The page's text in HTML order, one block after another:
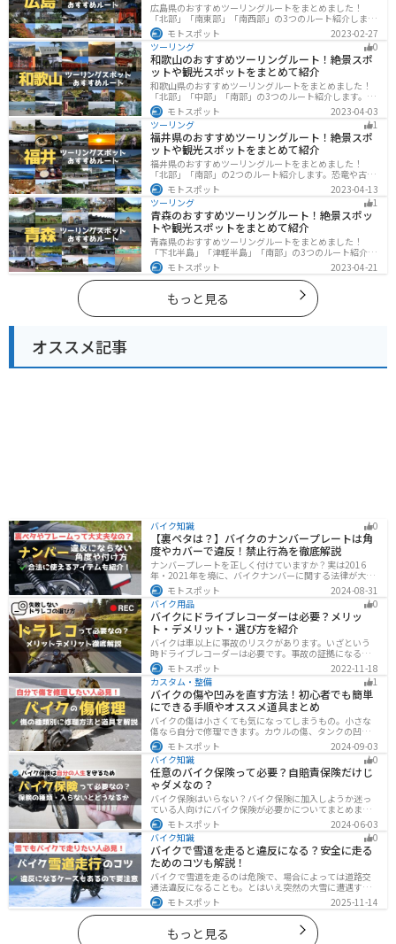
広島県のおすすめツーリングルートをまとめました！
「北部」「南東部」「南西部」の3つのルート紹介しま
す。自然豊かな山と海だけでなく、歴史的価値のある建
造物も多数あるので、飽きることなくツーリングを堪能
できます。バイクで広島県にツーリングに行く際は参考
にしてください。
モトスポット
2023-02-27
ツーリング
0
和歌山のおすすめツーリングルート！絶景スポ
ットや観光スポットをまとめて紹介
和歌山県のおすすめツーリングルートをまとめました！
「北部」「中部」「南部」の3つのルート紹介します。海
と山に囲まれた自然豊かなエリアが広がり、様々な楽し
み方ができます。バイクで和歌山県にツーリングに行く
際は参考にしてください。
モトスポット
2023-04-03
ツーリング
1
福井県のおすすめツーリングルート！絶景スポ
ットや観光スポットをまとめて紹介
福井県のおすすめツーリングルートをまとめました！
「北部」「南部」の2つのルート紹介します。恐竜や古代
遺跡、温泉地など魅力に溢れるスポットが多数ありま
す。バイクで福井県にツーリングに行く際は参考にして
ください。
モトスポット
2023-04-13
ツーリング
1
青森のおすすめツーリングルート！絶景スポッ
トや観光スポットをまとめて紹介
青森県のおすすめツーリングルートをまとめました！
「下北半島」「津軽半島」「南部」の3つのルート紹介し
ます。自然に恵まれた風光明媚な景色や歴史文化に触れ
られる観光スポットが多くあります。バイクで青森県に
ツーリングに行く際は参考にしてください。
モトスポット 2023-04-21
もっと見る
オススメ記事
バイク知識 0
【裏ペタは？】バイクのナンバープレートは角
度やカバーで違反！禁止行為を徹底解説
ナンバープレートを正しく付けていますか？実は2016
年・2021年を境に、バイクナンバーに関する法律が大き
く変わっています！角度やカバー、ステーなど昔は大丈
夫でも今は違法になるケースが発生します。正しく理解
して、今一度見直してみましょう。合法で使えるアイテ
ムも紹介します。
モトスポット
2024-08-31
バイク用品
0
バイクにドライブレコーダーは必要？メリッ
ト・デメリット・選び方を紹介
バイクは車以上に事故のリスクがあります。いざという
時ドライブレコーダーは必要です。事故の証拠になるの
はもちろん、ツーリングの記録など多数のメリットがあ
ります。ドライブレコーダーのメリットデメリット、選
び方についてまとめました。付けようか悩んでいる人は
参考にしてください。
モトスポット
2022-11-18
カスタム・整備
1
バイクの傷や凹みを直す方法！初心者でも簡単
にできる手順やオススメ道具まとめ
バイクの傷は小さくても気になってしまうもの。小さな
傷なら自分で修理できます。カウルの傷、タンクの凹
み、サビ、樹脂の劣化、ホイールの傷などあらゆる傷の
修理方法をまとめました。自分でバイクの傷を直したい
と思っている人は参考にしてください。
モトスポット
2024-09-03
バイク知識
0
任意のバイク保険って必要？自賠責保険だけじ
ゃダメなの？
バイク保険はいらない？バイク保険に加入しようか迷っ
ている人向けにバイク保険が必要かについてまとめまし
た。自賠責保険と任意保険の違いについても解説したの
で、バイク保険を検討している人は参考にしてくださ
い。
モトスポット
2024-06-03
バイク知識
0
バイクで雪道を走ると違反になる？安全に走る
ためのコツも解説！
バイクで雪道を走るのは危険で、場合によっては道路交
通法違反になることも。とはいえ突然の大雪に遭遇する
こともあります。この記事では、雪道で転倒しないため
の走り方のコツや滑り止め対策、雪道に強いバイクの特
徴まで詳しく解説します。
モトスポット 2025-11-14
もっと見る